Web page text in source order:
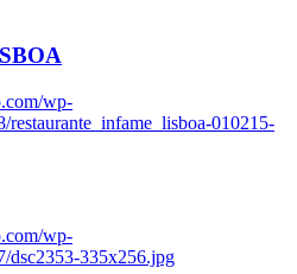
wp-
restaurante_infame_lisboa-010215-
wp-
dsc2353-335x256.jpg